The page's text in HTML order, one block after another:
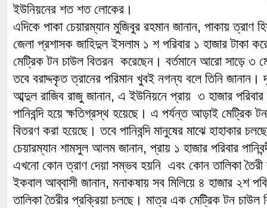
ইউনিয়নের শত শত লোকের।
এদিকে পাকা চেয়ারম্যান মুজিবুর রহমান জানান, পাকায়
জেলা প্রশাসক জাহিদুল ইসলাম ১ শ পরিবার ১ হাজার টাকা
মেট্রিক টন চাউল বিতরন করেছেন। বর্তমানে আরো সাড়ে ৩
তবে বরাদ্দকৃত ত্রানের পরিমান খুবই নগন্য বলে তিনি জানান।
আব্দুল রাজিব রাজু জানান, এ ইউনিয়নে প্রায় ৩ হাজার পরিবার
পানিবন্দি হয়ে ক্ষতিগ্রস্থ হয়েছে। এ পর্যন্ত আড়াই মেট্রিক
বিতরণ করা হয়েছে। তবে পানিবন্দি মানুষের মাঝে হাহাকার
চেয়ারম্যান শামসুল আলম জানান, প্রায় ১ হাজার পরিবার
এখনো কোন ত্রাণ দেয়া সম্ভব হয়নি এবং কোন তালিকা তৈরী
ইকবাল আব্বাসী জানান, মনাকষায় সব মিলিয়ে ৪ হাজার ২শ
তালিকা তৈরীর প্রক্রিয়া চলছে। মাত্র এক মেট্রিক টন চাউল